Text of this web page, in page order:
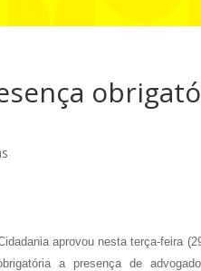
aprovou nesta terça-feira
a presença de